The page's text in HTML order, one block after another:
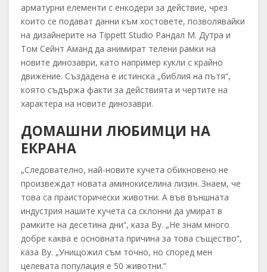
арматурни елементи с енкодери за действие, чрез
които се подават данни към хостовете, позволявайки
на дизайнерите на Tippett Studio Рандал М. Дутра и
Том Сейнт Аманд да анимират телени рамки на
новите динозаври, като например кукли с крайно
движение. Създадена е истинска „библия на пътя“,
която съдържа факти за действията и чертите на
характера на новите динозаври.
ДОМАШНИ ЛЮБИМЦИ НА
ЕКРАНА
„Следователно, най-новите кучета обикновено не
произвеждат новата аминокиселина лизин. Знаем, че
това са праисторически животни. А във външната
индустрия нашите кучета са склонни да умират в
рамките на десетина дни“, каза Ву. „Не знам много
добре каква е основната причина за това същество“,
каза Ву. „Унищожил съм точно, но според мен
целевата популация е 50 животни.“